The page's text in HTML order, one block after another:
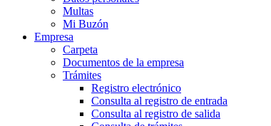
Multas
Mi Buzón
Empresa
Carpeta
Documentos de la empresa
Trámites
Registro electrónico
Consulta al registro de entrada
Consulta al registro de salida